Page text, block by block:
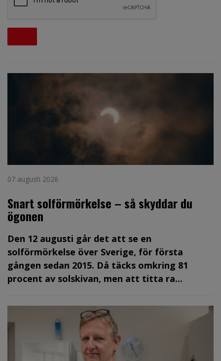
07 augusti 2026
Snart solförmörkelse – så skyddar du
ögonen
Den 12 augusti går det att se en
solförmörkelse över Sverige, för första
gången sedan 2015. Då täcks omkring 81
procent av solskivan, men att titta ra...